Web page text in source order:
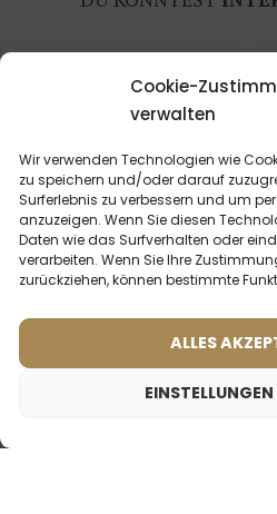
Cookie-
verwalten
Wir verwenden Technologien wie
zu speichern und/oder darauf
Surferlebnis zu verbessern und um
anzuzeigen. Wenn Sie diesen
Daten wie das Surfverhalten oder
verarbeiten. Wenn Sie Ihre
zurückziehen, können bestimmte
ALLES